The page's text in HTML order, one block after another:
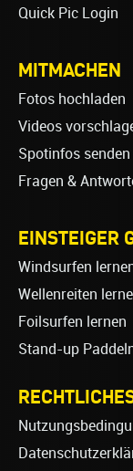
Quick Pic Login
MITMACHEN
Fotos hochladen
Videos
Spotinfos senden
Fragen &
EINSTEIGER
Windsurfen
Wellenreiten
Foilsurfen lernen
Stand-up